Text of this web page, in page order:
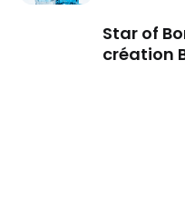
Star of
création